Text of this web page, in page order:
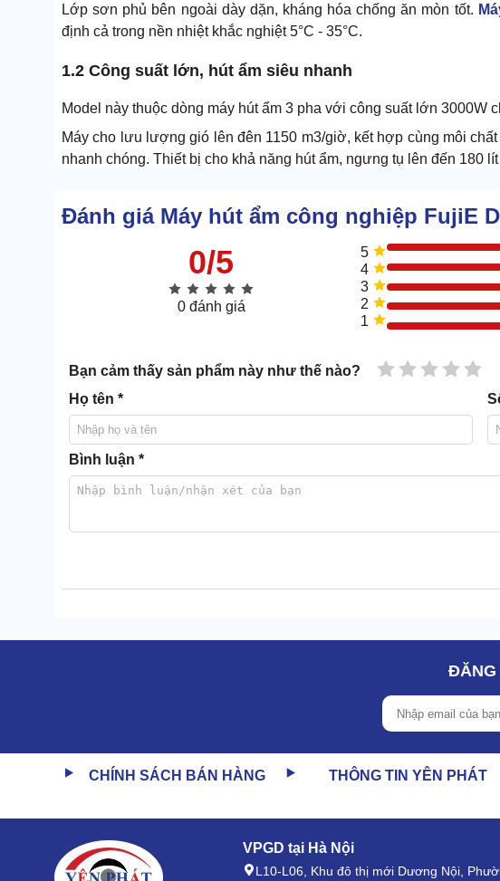
Lớp sơn phủ bên ngoài dày dặn, kháng hóa chống ăn mòn tốt.
định cả trong nền nhiệt khắc nghiệt 5°C - 35°C.
1.2 Công suất lớn, hút ẩm siêu nhanh
Model này thuộc dòng máy hút ẩm 3 pha với công suất lớn 3000W
Máy cho lưu lượng gió lên đên 1150 m3/giờ, kết hợp cùng môi
nhanh chóng. Thiết bị cho khả năng hút ẩm, ngưng tụ lên đến 180
Hơi ẩm trong không khí bị giữ lại dưới dạng nước, chỉ có khí khô
Dù là dòng máy công nghiệp những những chiếc máy hút ẩm
Máy hút hơi ẩm công suất lớncó kết cấu hình hộp vuông vắn đẹp
Đánh giá Máy hút ẩm công nghiệp FujiE
0/5
0 đánh giá
5
4
3
2
1
Bạn cảm thấy sản phẩm này như thế nào? 5
4 sao
3 sao
2 sao
1 sao
Họ tên *
Bình luận *
ĐĂNG
CHÍNH SÁCH BÁN HÀNG THÔNG TIN YÊN PHÁT
VPGD tại Hà Nội
L10-L06, Khu đô thị mới Dương Nội,